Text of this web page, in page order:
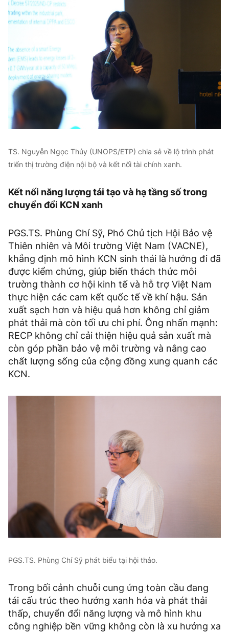
TS. Nguyễn Ngọc Thủy (UNOPS/ETP) chia sẻ về lộ trình phát
triển thị trường điện nội bộ và kết nối tài chính xanh.
Kết nối năng lượng tái tạo và hạ tầng số trong
chuyển đổi KCN xanh
PGS.TS. Phùng Chí Sỹ, Phó Chủ tịch Hội Bảo vệ
Thiên nhiên và Môi trường Việt Nam (VACNE),
khẳng định mô hình KCN sinh thái là hướng đi đã
được kiểm chứng, giúp biến thách thức môi
trường thành cơ hội kinh tế và hỗ trợ Việt Nam
thực hiện các cam kết quốc tế về khí hậu. Sản
xuất sạch hơn và hiệu quả hơn không chỉ giảm
phát thải mà còn tối ưu chi phí. Ông nhấn mạnh:
RECP không chỉ cải thiện hiệu quả sản xuất mà
còn góp phần bảo vệ môi trường và nâng cao
chất lượng sống của cộng đồng xung quanh các
KCN.
PGS.TS. Phùng Chí Sỹ phát biểu tại hội thảo.
Trong bối cảnh chuỗi cung ứng toàn cầu đang
tái cấu trúc theo hướng xanh hóa và phát thải
thấp, chuyển đổi năng lượng và mô hình khu
công nghiệp bền vững không còn là xu hướng xa